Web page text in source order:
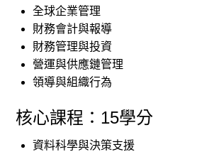
全球企業管理
財務會計與報導
財務管理與投資
營運與供應鏈管理
領導與組織行為
核心課程：15學分
資料科學與決策支援